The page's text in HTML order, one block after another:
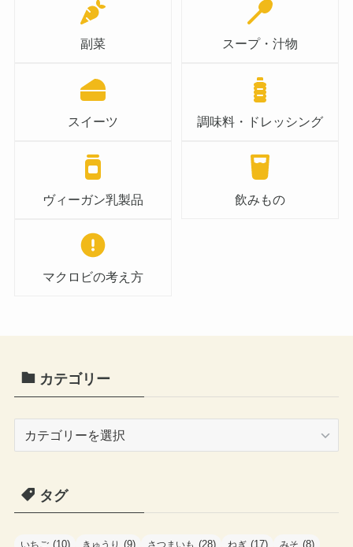
副菜 スープ・汁物
スイーツ 調味料・ドレッシング
ヴィーガン乳製品 飲みもの
マクロビの考え方
カテゴリー
タグ
(10) (9) (28) (17) (8)